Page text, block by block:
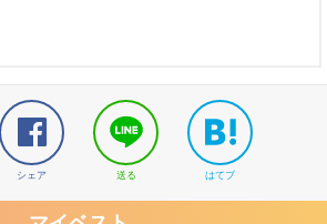
シェア 送る はてブ